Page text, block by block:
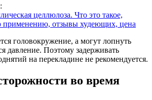
целлюлоза. Что это такое,
применению, отзывы худеющих, цена
головокружение, а могут лопнуть
давление. Поэтому задерживать
на перекладине не рекомендуется.
во время